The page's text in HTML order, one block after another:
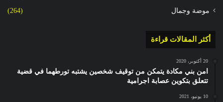
موضة وجمال (264)
أكثر المقالات قراءة
20 أكتوبر، 2020
امن بني مكادة يتمكن من توقيف شخصين يشتبه تورطهما في قضية
تتعلق بتكوين عصابة اجرامية
10 يونيو، 2021